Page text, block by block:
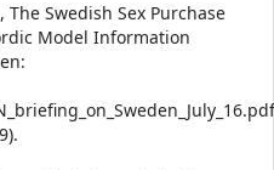
The Swedish Sex Purchase
Model Information